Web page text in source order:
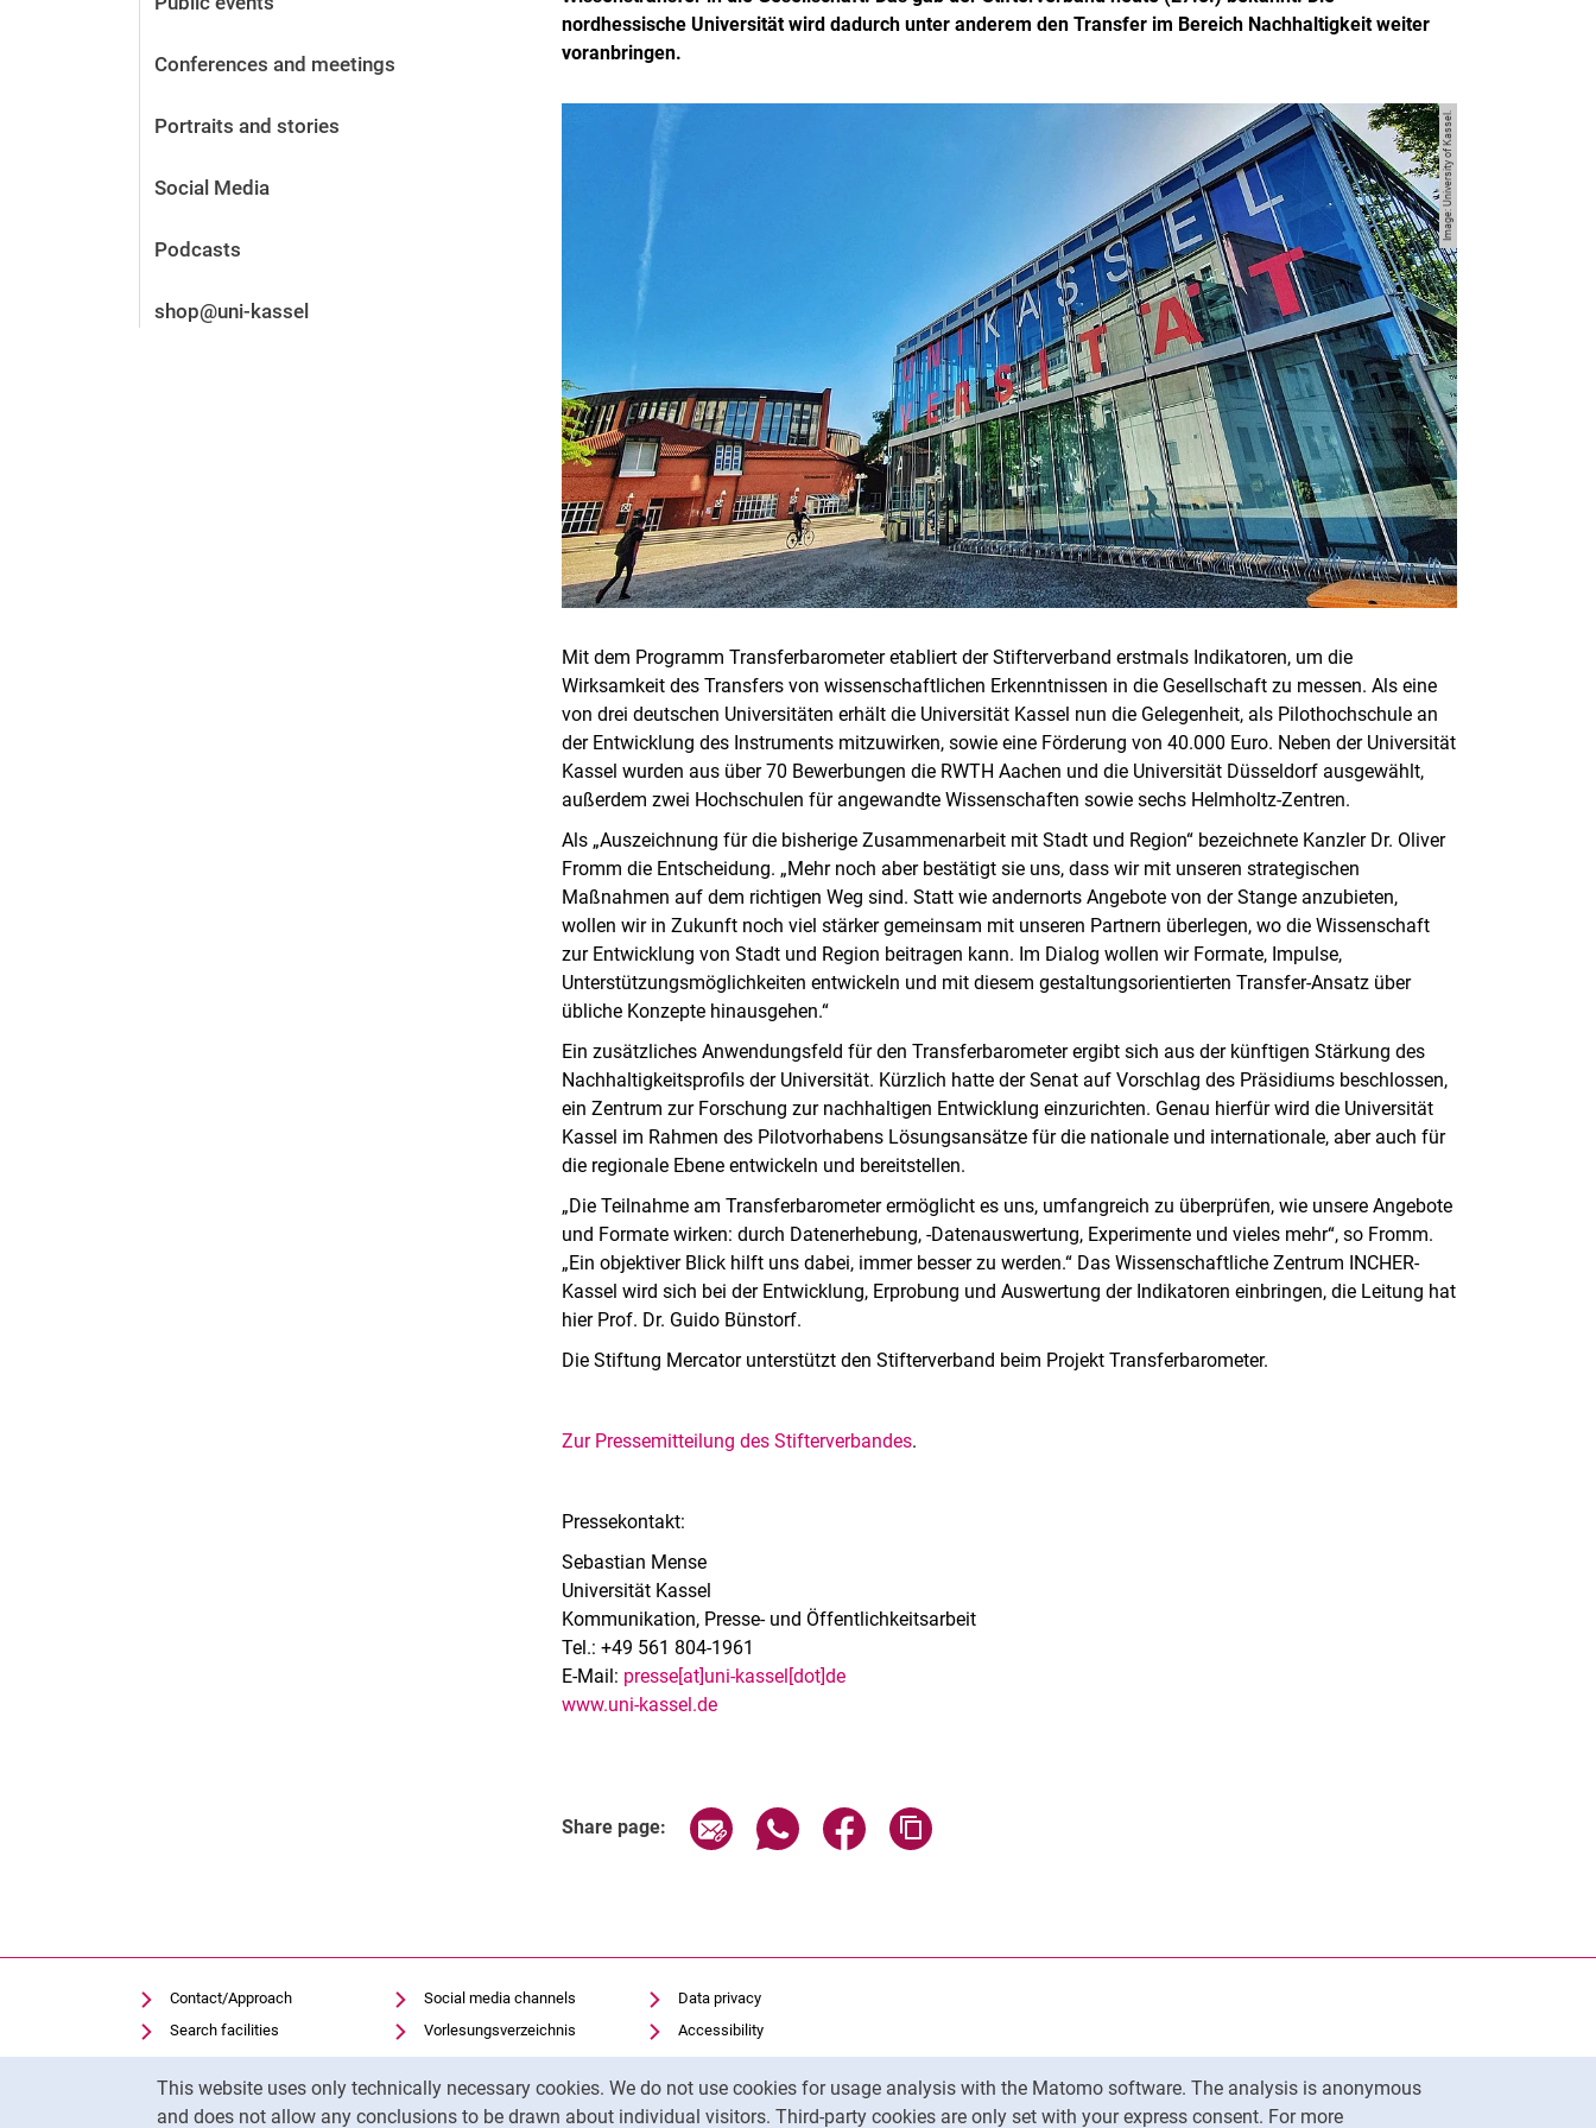
This website uses only technically necessary cookies. We do not use cookies for usage analysis with the Matomo software. The analysis is anonymous
and does not allow any conclusions to be drawn about individual visitors. Third-party cookies are only set with your express consent. For more
Alumni and friends
Contact and locations
Conferences and meetings
Portraits and stories
Social Media
Podcasts
shop@uni-kassel
nordhessische Universität wird dadurch unter anderem den Transfer im Bereich Nachhaltigkeit weiter
voranbringen.
Image: University of Kassel.
Mit dem Programm Transferbarometer etabliert der Stifterverband erstmals Indikatoren, um die
Wirksamkeit des Transfers von wissenschaftlichen Erkenntnissen in die Gesellschaft zu messen. Als eine
von drei deutschen Universitäten erhält die Universität Kassel nun die Gelegenheit, als Pilothochschule an
der Entwicklung des Instruments mitzuwirken, sowie eine Förderung von 40.000 Euro. Neben der Universität
Kassel wurden aus über 70 Bewerbungen die RWTH Aachen und die Universität Düsseldorf ausgewählt,
außerdem zwei Hochschulen für angewandte Wissenschaften sowie sechs Helmholtz-Zentren.
Als „Auszeichnung für die bisherige Zusammenarbeit mit Stadt und Region“ bezeichnete Kanzler Dr. Oliver
Fromm die Entscheidung. „Mehr noch aber bestätigt sie uns, dass wir mit unseren strategischen
Maßnahmen auf dem richtigen Weg sind. Statt wie andernorts Angebote von der Stange anzubieten,
wollen wir in Zukunft noch viel stärker gemeinsam mit unseren Partnern überlegen, wo die Wissenschaft
zur Entwicklung von Stadt und Region beitragen kann. Im Dialog wollen wir Formate, Impulse,
Unterstützungsmöglichkeiten entwickeln und mit diesem gestaltungsorientierten Transfer-Ansatz über
übliche Konzepte hinausgehen.“
Ein zusätzliches Anwendungsfeld für den Transferbarometer ergibt sich aus der künftigen Stärkung des
Nachhaltigkeitsprofils der Universität. Kürzlich hatte der Senat auf Vorschlag des Präsidiums beschlossen,
ein Zentrum zur Forschung zur nachhaltigen Entwicklung einzurichten. Genau hierfür wird die Universität
Kassel im Rahmen des Pilotvorhabens Lösungsansätze für die nationale und internationale, aber auch für
die regionale Ebene entwickeln und bereitstellen.
„Die Teilnahme am Transferbarometer ermöglicht es uns, umfangreich zu überprüfen, wie unsere Angebote
und Formate wirken: durch Datenerhebung, -Datenauswertung, Experimente und vieles mehr“, so Fromm.
„Ein objektiver Blick hilft uns dabei, immer besser zu werden.“ Das Wissenschaftliche Zentrum INCHER-
Kassel wird sich bei der Entwicklung, Erprobung und Auswertung der Indikatoren einbringen, die Leitung hat
hier Prof. Dr. Guido Bünstorf.
Die Stiftung Mercator unterstützt den Stifterverband beim Projekt Transferbarometer.
Zur Pressemitteilung des Stifterverbandes.
Pressekontakt:
Sebastian Mense
Universität Kassel
Kommunikation, Presse- und Öffentlichkeitsarbeit
Tel.: +49 561 804-1961
E-Mail: presse[at]uni-kassel[dot]de
www.uni-kassel.de
Share page: Share page via email
Share page via WhatsApp (external link, opens in a new window)
Share page via Facebook (external link, opens in a new window)
Contact/Approach
Search facilities
Vacancies
Notfall
Social media channels
Vorlesungsverzeichnis
Moodle
Panopto
Data privacy
Accessibility
Transparent Use of AI
Legal notice